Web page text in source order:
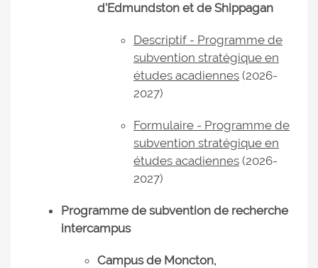
d'Edmundston et de Shippagan
Descriptif - Programme de
subvention stratégique en
études acadiennes (2026-
2027)
Formulaire - Programme de
subvention stratégique en
études acadiennes (2026-
2027)
Programme de subvention de recherche
intercampus
Campus de Moncton,